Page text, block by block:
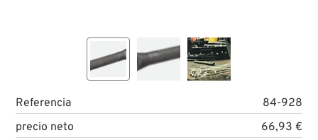
Referencia
84-928
precio neto
66,93 €